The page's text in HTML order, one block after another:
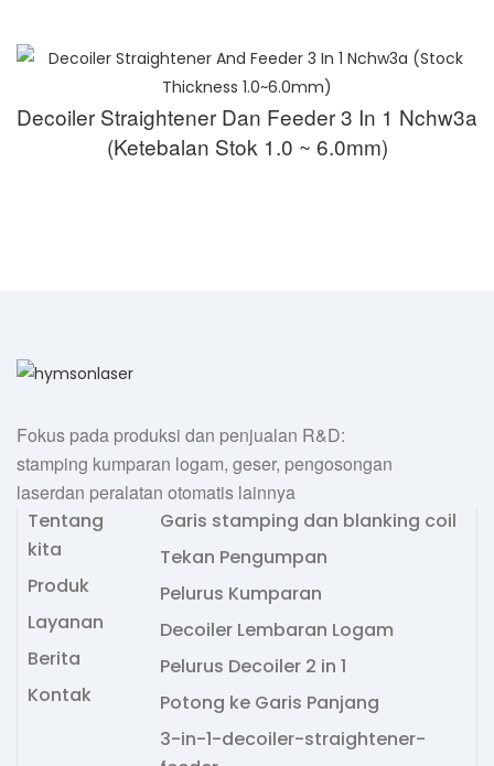
Decoiler Straightener Dan Feeder 3 In 1 Nchw3a
(Ketebalan Stok 1.0 ~ 6.0mm)
Fokus pada produksi dan penjualan R&D:
stamping kumparan logam, geser, pengosongan
laserdan peralatan otomatis lainnya
Tentang
kita
Produk
Layanan
Berita
Kontak
Garis stamping dan blanking coil
Tekan Pengumpan
Pelurus Kumparan
Decoiler Lembaran Logam
Pelurus Decoiler 2 in 1
Potong ke Garis Panjang
3-in-1-decoiler-straightener-